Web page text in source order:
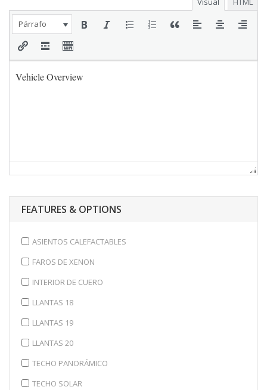
Párrafo
FEATURES & OPTIONS
ASIENTOS CALEFACTABLES
FAROS DE XENON
INTERIOR DE CUERO
LLANTAS 18
LLANTAS 19
LLANTAS 20
TECHO PANORÁMICO
TECHO SOLAR